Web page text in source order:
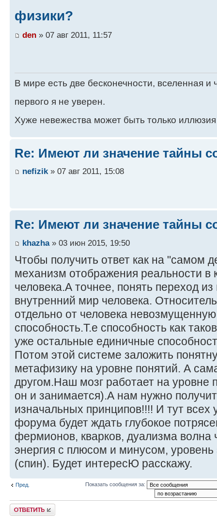
физики?
den » 07 авг 2011, 11:57
В мире есть две бесконечности, вселенная и
первого я не уверен.
Хуже невежества может быть только
Re: Имеют ли значение тайны
nefizik» 07 авг 2011, 15:08
Re: Имеют ли значение тайны
khazha» 03 июн 2015, 19:50
Чтобы получить ответ как на "самом
механизм отображения реальности в
человека.А точнее, понять переход
внутренний мир человека.
отдельно от человека
способность.Т.е способность как
уже остальные единичные
Потом этой системе заложить
метафизику на уровне понятий. А
другом.Наш мозг работает на
он и занимается).А нам нужно
изначальных принципов!!!! И тут всех
форума будет ждать глубокое
фермионов, кварков, дуализма волна
энергия с плюсом и минусом, уровень
(спин). Будет интересЮ расскажу.
Пред. Показать сообщения за:
Ответить